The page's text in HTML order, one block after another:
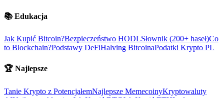
📚 Edukacja
Jak Kupić Bitcoin?Bezpieczeństwo HODLSłownik (200+ haseł)Co
to Blockchain?Podstawy DeFiHalving BitcoinaPodatki Krypto PL
🏆 Najlepsze
Tanie Krypto z PotencjałemNajlepsze MemecoinyKryptowaluty